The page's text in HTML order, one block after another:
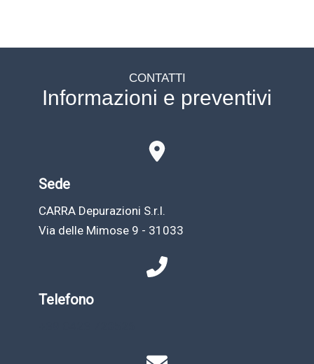
CONTATTI
Informazioni e preventivi
Sede
CARRA Depurazioni S.r.l.
Via delle Mimose 9 - 31033
Telefono